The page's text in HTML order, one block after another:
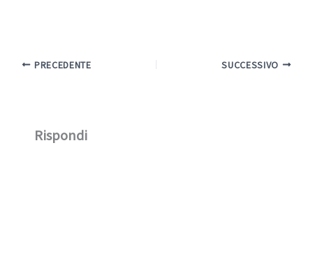
PRECEDENTE SUCCESSIVO
Rispondi